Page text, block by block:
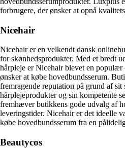
forbrugere, der ønsker at opnå
Nicehair
Nicehair er en velkendt dansk
for skønhedsprodukter. Med et bredt
hårpleje er Nicehair blevet en
ønsker at købe hovedbundsserum.
fremragende reputation på grund af sit
hårplejeprodukter og sin kompetente
fremhæver butikkens gode udvalg af
leveringstider. Nicehair er det ideelle
købe hovedbundsserum fra en
Beautycos